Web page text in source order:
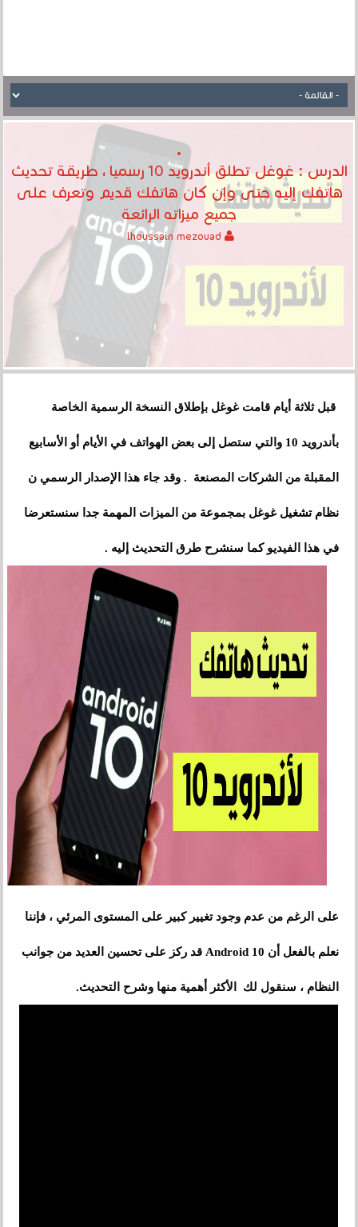
الدرس : غوغل تطلق أندرويد 10 رسميا ، طريقة تحديث
هاتفك إليه حتى وإن كان هاتفك قديم وتعرف على
جميع ميزاته الرائعة
قبل ثلاثة أيام قامت غوغل بإطلاق النسخة الرسمية الخاصة
بأندرويد 10 والتي ستصل إلى بعض الهواتف في الأيام أو الأسابيع
المقبلة من الشركات المصنعة . وقد جاء هذا الإصدار الرسمي ن
نظام تشغيل غوغل بمجموعة من الميزات المهمة جدا سنستعرضا
في هذا الفيديو كما سنشرح طرق التحديث إليه .
على الرغم من عدم وجود تغيير كبير على المستوى المرئي ، فإننا
نعلم بالفعل أن Android 10 قد ركز على تحسين العديد من جوانب
النظام ، سنقول لك الأكثر أهمية منها وشرح التحديث.